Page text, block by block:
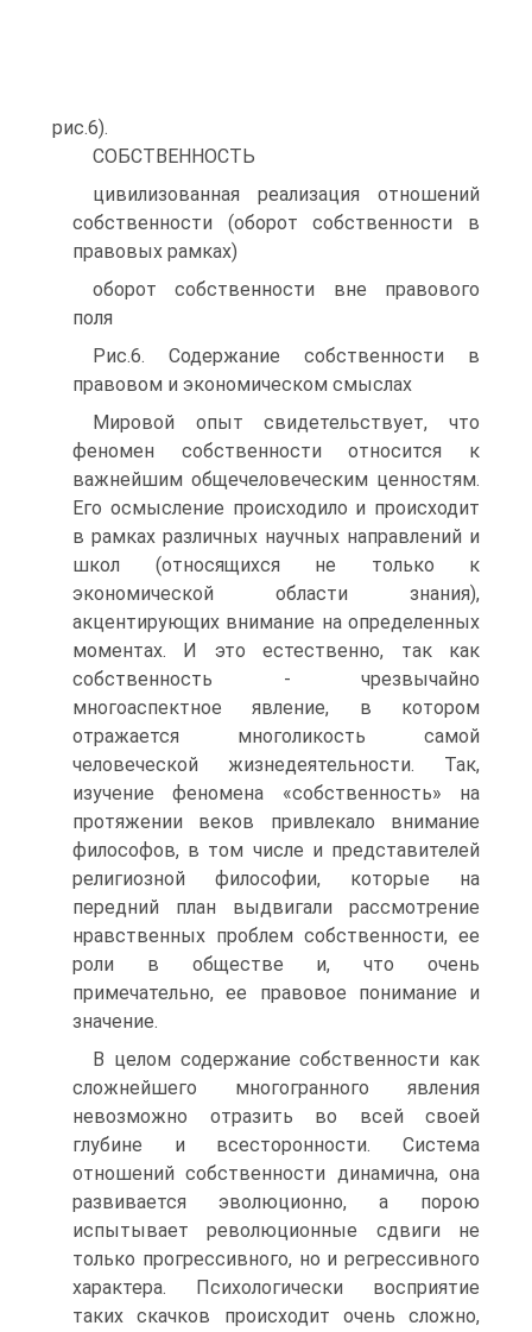
рис.6).
СОБСТВЕННОСТЬ
цивилизованная реализация отношений
собственности (оборот собственности в
правовых рамках)
оборот собственности вне правового
поля
Рис.6. Содержание собственности в
правовом и экономическом смыслах
Мировой опыт свидетельствует, что
феномен собственности относится к
важнейшим общечеловеческим ценностям.
Его осмысление происходило и происходит
в рамках различных научных направлений и
школ (относящихся не только к
экономической области знания),
акцентирующих внимание на определенных
моментах. И это естественно, так как
собственность - чрезвычайно
многоаспектное явление, в котором
отражается многоликость самой
человеческой жизнедеятельности. Так,
изучение феномена «собственность» на
протяжении веков привлекало внимание
философов, в том числе и представителей
религиозной философии, которые на
передний план выдвигали рассмотрение
нравственных проблем собственности, ее
роли в обществе и, что очень
примечательно, ее правовое понимание и
значение.
В целом содержание собственности как
сложнейшего многогранного явления
невозможно отразить во всей своей
глубине и всесторонности. Система
отношений собственности динамична, она
развивается эволюционно, а порою
испытывает революционные сдвиги не
только прогрессивного, но и регрессивного
характера. Психологически восприятие
таких скачков происходит очень сложно,